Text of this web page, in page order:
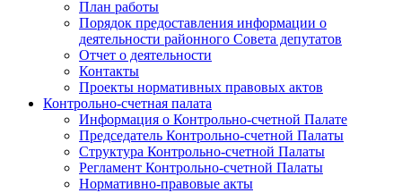
План работы
Порядок предоставления информации о
деятельности районного Совета депутатов
Отчет о деятельности
Контакты
Проекты нормативных правовых актов
Контрольно-счетная палата
Информация о Контрольно-счетной Палате
Председатель Контрольно-счетной Палаты
Структура Контрольно-счетной Палаты
Регламент Контрольно-счетной Палаты
Нормативно-правовые акты